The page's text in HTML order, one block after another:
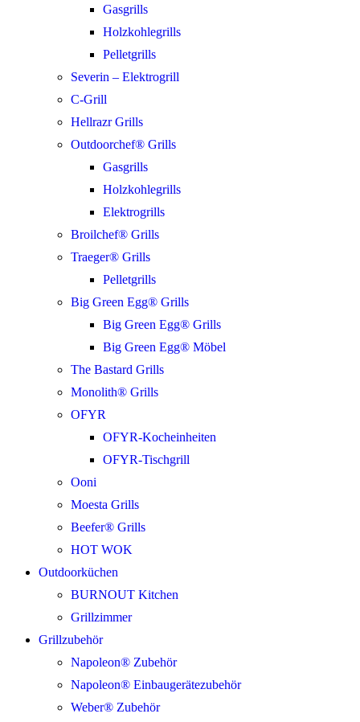
Gasgrills
Holzkohlegrills
Pelletgrills
Severin – Elektrogrill
C-Grill
Hellrazr Grills
Outdoorchef® Grills
Gasgrills
Holzkohlegrills
Elektrogrills
Broilchef® Grills
Traeger® Grills
Pelletgrills
Big Green Egg® Grills
Big Green Egg® Grills
Big Green Egg® Möbel
The Bastard Grills
Monolith® Grills
OFYR
OFYR-Kocheinheiten
OFYR-Tischgrill
Ooni
Moesta Grills
Beefer® Grills
HOT WOK
Outdoorküchen
BURNOUT Kitchen
Grillzimmer
Grillzubehör
Napoleon® Zubehör
Napoleon® Einbaugerätezubehör
Weber® Zubehör